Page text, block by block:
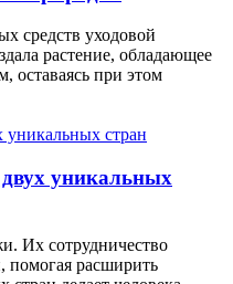
средств уходовой
растение, обладающее
при этом
уникальных
Их сотрудничество
помогая расширить